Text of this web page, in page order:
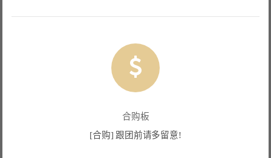
合购板
[合购] 跟团前请多留意!